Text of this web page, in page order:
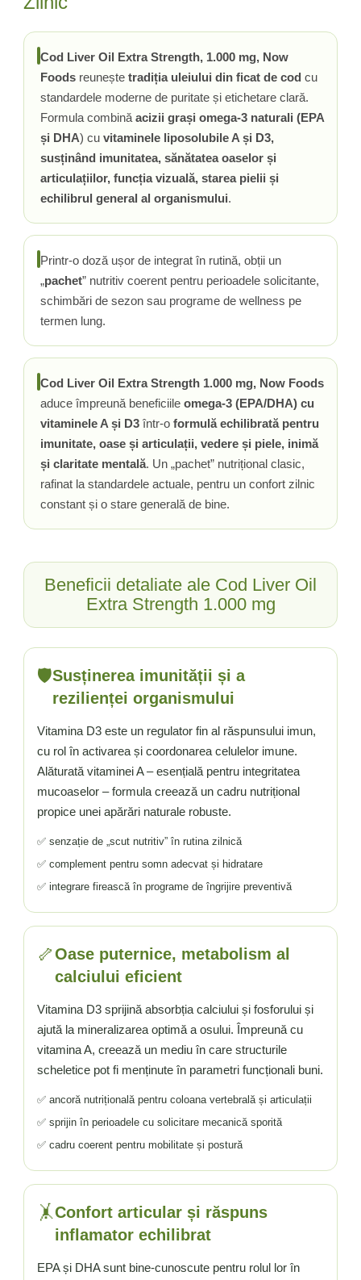
Riboflavina (Vitamina B2)
Riboza
Rozmarin (Rosemary)
Rutin (Vitamina P)
Reishi Ciuperca (Ganoderma)
Resveratrol
Saw Palmetto (Palmier Pitic)
Seleniu
Serapeptaza
Shiitake Mushroom
Silimarina Milk Thistle
Strontiu
Sulforafan (broccoli)
Sunatoare (St. John's Wort)
Tiamina (Vitamina B1)
Taurina
Tirozina
Tribulus (Coltii Babei)
Triptofan
Turmeric (Curcumin)
Ulei Seminte Dovleac (Pumpkin)
Ulm Alunecos (Slippery Elm)
Urzica (Stinging Nettle)
Usturoi (Garlic)
Valeriana
Vitamina B12 (Cobalamina)
Vitamina A (Retinol)
Vitamina C
Vitamina D
Wormwood (Artemisia)
Yucca
Zeaxantina
Zinc
Cod Liver Oil Extra Strength, 1.000 mg, Now
Foods reunește tradiția uleiului din ficat de cod cu
standardele moderne de puritate și etichetare clară.
Formula combină acizii grași omega-3 naturali (EPA
și DHA) cu vitaminele liposolubile A și D3,
susținând imunitatea, sănătatea oaselor și
articulațiilor, funcția vizuală, starea pielii și
echilibrul general al organismului.
Printr-o doză ușor de integrat în rutină, obții un
„pachet” nutritiv coerent pentru perioadele solicitante,
schimbări de sezon sau programe de wellness pe
termen lung.
Cod Liver Oil Extra Strength 1.000 mg, Now Foods
aduce împreună beneficiile omega-3 (EPA/DHA) cu
vitaminele A și D3 într-o formulă echilibrată pentru
imunitate, oase și articulații, vedere și piele, inimă
și claritate mentală. Un „pachet” nutrițional clasic,
rafinat la standardele actuale, pentru un confort zilnic
constant și o stare generală de bine.
Beneficii detaliate ale Cod Liver Oil
Extra Strength 1.000 mg
🛡️Susținerea imunității și a
rezilienței organismului
Vitamina D3 este un regulator fin al răspunsului imun,
cu rol în activarea și coordonarea celulelor imune.
Alăturată vitaminei A – esențială pentru integritatea
mucoaselor – formula creează un cadru nutrițional
propice unei apărări naturale robuste.
✅ senzație de „scut nutritiv” în rutina zilnică
✅ complement pentru somn adecvat și hidratare
✅ integrare firească în programe de îngrijire preventivă
🦴Oase puternice, metabolism al
calciului eficient
Vitamina D3 sprijină absorbția calciului și fosforului și
ajută la mineralizarea optimă a osului. Împreună cu
vitamina A, creează un mediu în care structurile
scheletice pot fi menținute în parametri funcționali buni.
✅ ancoră nutrițională pentru coloana vertebrală și articulații
✅ sprijin în perioadele cu solicitare mecanică sporită
✅ cadru coerent pentru mobilitate și postură
🤸Confort articular și răspuns
inflamator echilibrat
EPA și DHA sunt bine-cunoscute pentru rolul lor în